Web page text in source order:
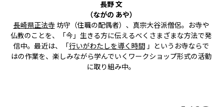
長野 文
（ながの あや）
長崎県正法寺坊守（住職の配偶者）、真宗大谷派僧侶。お寺や
仏教のことを、「今」生きる方に伝えるべくさまざまな方法で発
信中。最近は、「行いがわたしを導く時間」というお寺ならで
はの作業を、楽しみながら学んでいくワークショップ形式の活動
に取り組み中。